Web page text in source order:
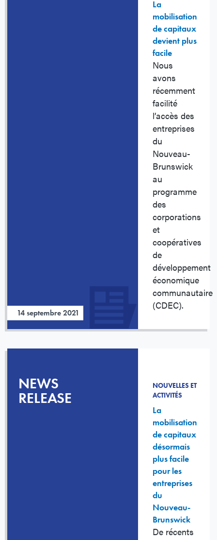
14 septembre 2021
La
mobilisation
de capitaux
devient plus
facile
Nous
avons
récemment
facilité
l’accès des
entreprises
du
Nouveau-
Brunswick
au
programme
des
corporations
et
coopératives
de
développement
économique
communautaire
(CDEC).
NEWS
RELEASE
NOUVELLES ET
ACTIVITÉS
La
mobilisation
de capitaux
désormais
plus facile
pour les
entreprises
du
Nouveau-
Brunswick
De récents